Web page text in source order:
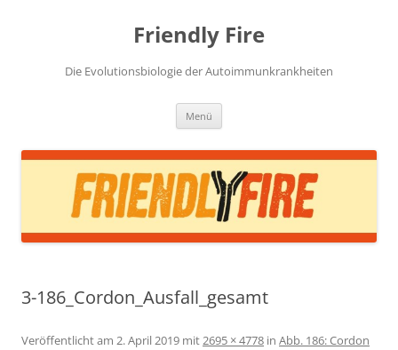
Friendly Fire
Die Evolutionsbiologie der Autoimmunkrankheiten
Menü
3-186_Cordon_Ausfall_gesamt
Veröffentlicht am 2. April 2019 mit2695 × 4778 in Abb. 186: Cordon